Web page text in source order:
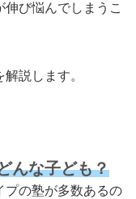
び悩んでしまうこ
説します。
んな子ども？
プの塾が多数あるの